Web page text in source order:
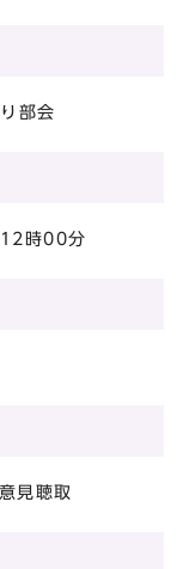
部会
時00分
見聴取